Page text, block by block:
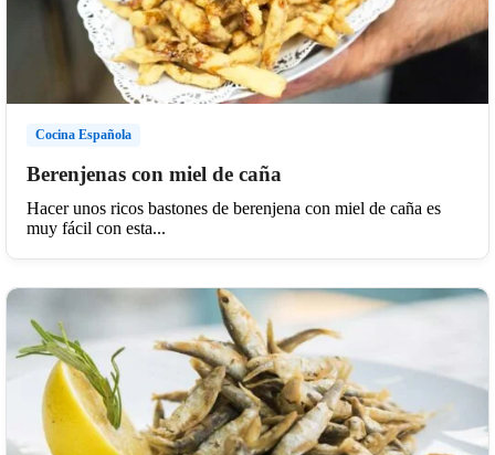
Cocina Española
Berenjenas con miel de caña
Hacer unos ricos bastones de berenjena con miel de caña es
muy fácil con esta...